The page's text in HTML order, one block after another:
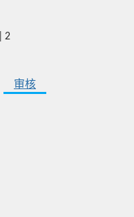
2
审核